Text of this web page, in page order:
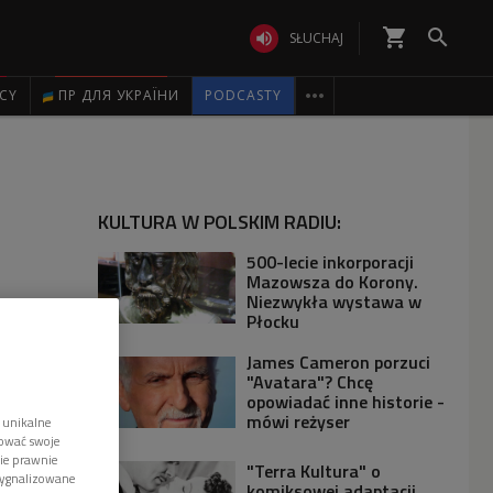
 SŁUCHAJ shopping_cart 
ПР ДЛЯ УКРАЇНИ PODCASTY 
KULTURA W POLSKIM RADIU:
500-lecie inkorporacji
Mazowsza do Korony.
Niezwykła wystawa w
Płocku
James Cameron porzuci
"Avatara"? Chcę
opowiadać inne historie -
mówi reżyser
"Terra Kultura" o
swoje
prawnie